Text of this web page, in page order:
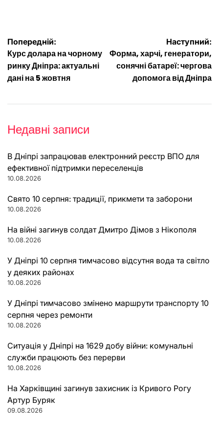
Навігація
записів
Попередній:
Курс долара на чорному
ринку Дніпра: актуальні
дані на 5 жовтня
Наступний:
Форма, харчі, генератори,
сонячні батареї: чергова
допомога від Дніпра
Недавні записи
В Дніпрі запрацював електронний реєстр ВПО для
ефективної підтримки переселенців
10.08.2026
Свято 10 серпня: традиції, прикмети та заборони
10.08.2026
На війні загинув солдат Дмитро Дімов з Нікополя
10.08.2026
У Дніпрі 10 серпня тимчасово відсутня вода та світло
у деяких районах
10.08.2026
У Дніпрі тимчасово змінено маршрути транспорту 10
серпня через ремонти
10.08.2026
Ситуація у Дніпрі на 1629 добу війни: комунальні
служби працюють без перерви
10.08.2026
На Харківщині загинув захисник із Кривого Рогу
Артур Буряк
09.08.2026